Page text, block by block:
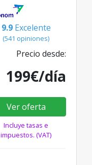
9.9 Excelente
(541 opiniones)
Precio desde:
199€/día
Ver oferta
Incluye tasas e
impuestos. (VAT)